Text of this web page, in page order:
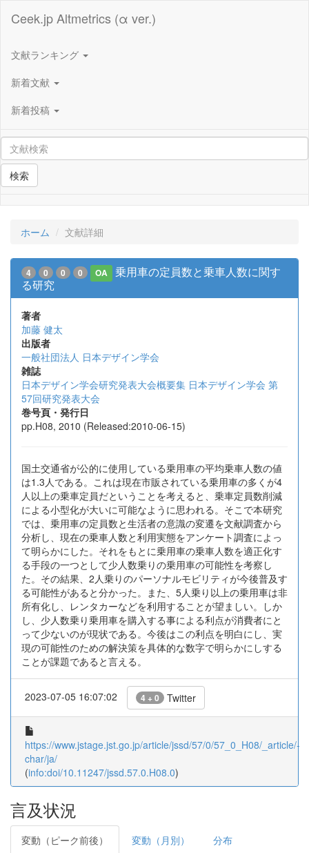
Ceek.jp Altmetrics (α ver.)
文献ランキング
新着文献
新着投稿
検索
ホーム 文献詳細
4 0 0 0 OA
乗用車の定員数と乗車人数に関す
る研究
著者
加藤 健太
出版者
一般社団法人 日本デザイン学会
雑誌
日本デザイン学会研究発表大会概要集 日本デザイン学会 第
57回研究発表大会
巻号頁・発行日
pp.H08, 2010 (Released:2010-06-15)
国土交通省が公的に使用している乗用車の平均乗車人数の値
は1.3人である。これは現在市販されている乗用車の多くが4
人以上の乗車定員だということを考えると、乗車定員数削減
による小型化が大いに可能なように思われる。そこで本研究
では、乗用車の定員数と生活者の意識の変遷を文献調査から
分析し、現在の乗車人数と利用実態をアンケート調査によっ
て明らかにした。それをもとに乗用車の乗車人数を適正化す
る手段の一つとして少人数乗りの乗用車の可能性を考察し
た。その結果、2人乗りのパーソナルモビリティが今後普及す
る可能性があると分かった。また、5人乗り以上の乗用車は非
所有化し、レンタカーなどを利用することが望ましい。しか
し、少人数乗り乗用車を購入する事による利点が消費者にと
って少ないのが現状である。今後はこの利点を明白にし、実
現の可能性のための解決策を具体的な数字で明らかにしする
ことが課題であると言える。
2023-07-05 16:07:02 4 + 0 Twitter
https://www.jstage.jst.go.jp/article/jssd/57/0/57_0_H08/_article/-
char/ja/
(info:doi/10.11247/jssd.57.0.H08.0)
言及状況
変動（ピーク前後） 変動（月別） 分布